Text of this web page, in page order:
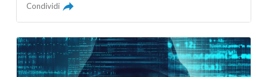
Condividi